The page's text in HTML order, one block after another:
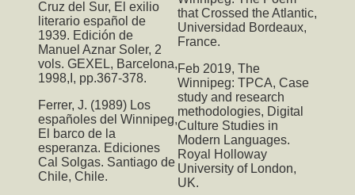
Cruz del Sur, El exilio
literario español de
1939. Edición de
Manuel Aznar Soler, 2
vols. GEXEL, Barcelona,
1998,I, pp.367-378.
Ferrer, J. (1989) Los
españoles del Winnipeg,
El barco de la
esperanza. Ediciones
Cal Solgas. Santiago de
Chile, Chile.
that Crossed the Atlantic,
Universidad Bordeaux,
France.
Feb 2019, The
Winnipeg: TPCA, Case
study and research
methodologies, Digital
Culture Studies in
Modern Languages.
Royal Holloway
University of London,
UK.